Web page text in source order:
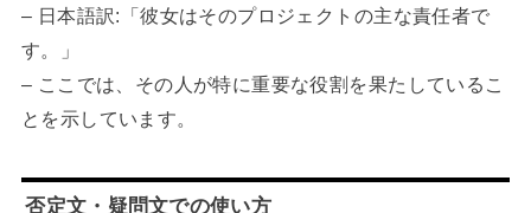
– 日本語訳:「彼女はそのプロジェクトの主な責任者で
す。」
– ここでは、その人が特に重要な役割を果たしているこ
とを示しています。
否定文・疑問文での使い方